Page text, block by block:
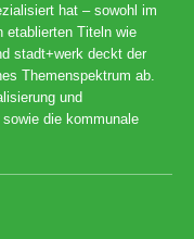
hat – sowohl im
etablierten Titeln wie
stadt+werk deckt der
Themenspektrum ab.
und
die kommunale